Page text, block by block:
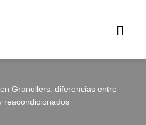
Granollers: diferencias entre
reacondicionados